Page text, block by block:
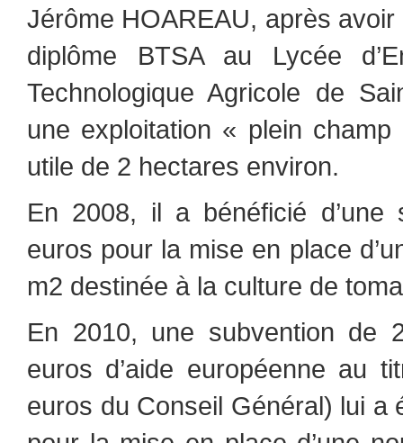
Jérôme HOAREAU, après
diplôme BTSA au Lycée
Technologique Agricole de
une exploitation « plein
utile de 2 hectares environ.
En 2008, il a bénéficié d’une
euros pour la mise en place
m2 destinée à la culture de
En 2010, une subvention de
euros d’aide européenne au
euros du Conseil Général) lui a